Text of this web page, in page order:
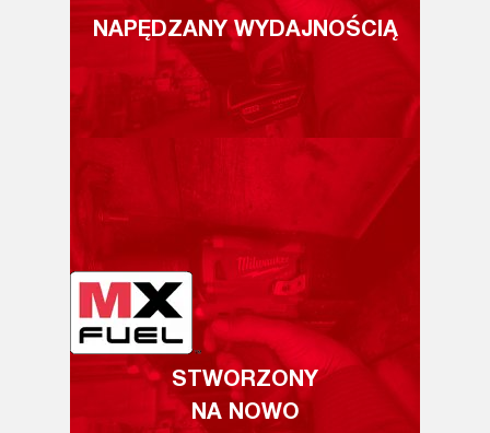
NAPĘDZANY WYDAJNOŚCIĄ
STWORZONY
NA NOWO